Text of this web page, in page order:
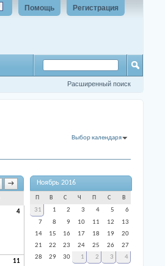
Регистрация
Помощь
Расширенный поиск
Выбор календаря
→
4
11
Ноябрь 2016
В С Ч С В
31 1 2 3 4 5
6
7
8 9 10 11 12
13
14
15 16 17 18 19
20
21
22 23 24 25 26
27
28
29 30 1 2 3 4